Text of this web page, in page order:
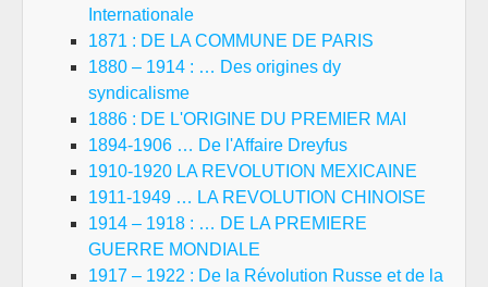
Internationale
1871 : DE LA COMMUNE DE PARIS
1880 – 1914 : … Des origines dy
syndicalisme
1886 : DE L'ORIGINE DU PREMIER MAI
1894-1906 … De l'Affaire Dreyfus
1910-1920 LA REVOLUTION MEXICAINE
1911-1949 … LA REVOLUTION CHINOISE
1914 – 1918 : … DE LA PREMIERE
GUERRE MONDIALE
1917 – 1922 : De la Révolution Russe et de la